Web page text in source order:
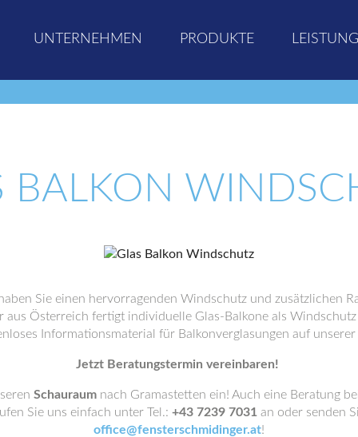
UNTERNEHMEN PRODUKTE
BALKON
Sie einen hervorragenden Windschutz und zusätzlichen
aus Österreich fertigt individuelle Glas-Balkone als
Informationsmaterial für Balkonverglasungen auf unserer
Jetzt Beratungstermin vereinbaren!
Schauraumnach Gramastetten ein! Auch eine Beratung
Sie uns einfach unter Tel.: +43 7239 7031 an oder senden
office@fensterschmidinger.at!